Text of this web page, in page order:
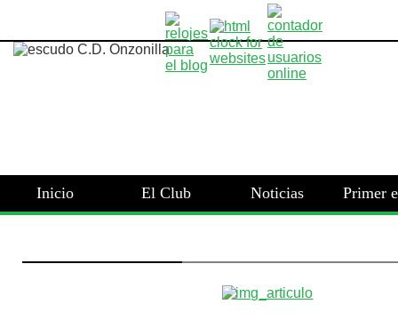
Inicio El Club Noticias Primer